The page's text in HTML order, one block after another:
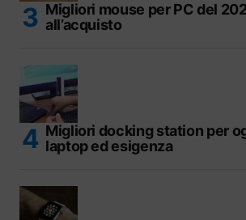
Migliori mouse per PC del
all’acquisto
Migliori docking station per
laptop ed esigenza